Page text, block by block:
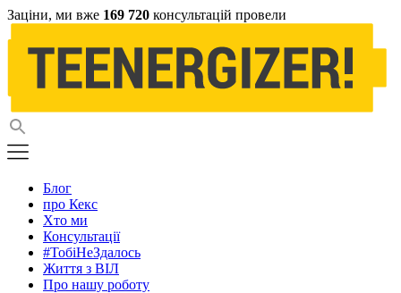
Заціни, ми вже 169 720 консультацій провели
Блог
про Кекс
Хто ми
Консультації
#ТобіНеЗдалось
Життя з ВІЛ
Про нашу роботу